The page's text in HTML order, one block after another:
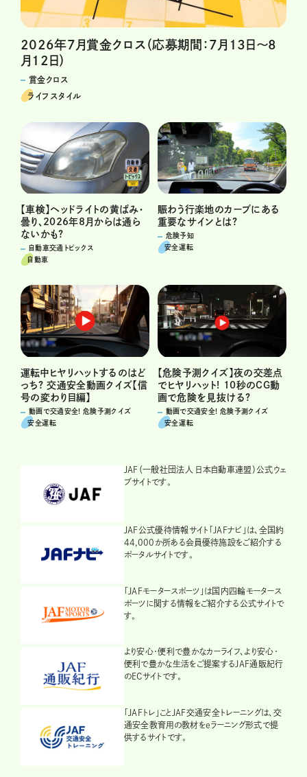
2026年7月賞金クロス（応募期間：7月13日～8
月12日）
賞金クロス
ライフスタイル
【車検】ヘッドライトの黄ばみ・
曇り、2026年8月からは通ら
ないかも?
自動車交通トピックス
自動車
賑わう行楽地のカーブにある
重要なサインとは?
危険予知
安全運転
運転中ヒヤリハットするのはど
っち? 交通安全動画クイズ【信
号の変わり目編】
動画で交通安全! 危険予測クイズ
安全運転
【危険予測クイズ】夜の交差点
でヒヤリハット! 10秒のCG動
画で危険を見抜ける?
動画で交通安全! 危険予測クイズ
安全運転
JAF（一般社団法人 日本自動車連盟）公式ウェ
ブサイトです。
JAF公式優待情報サイト「JAFナビ」は、全国約
44,000か所ある会員優待施設をご紹介する
ポータルサイトです。
「JAFモータースポーツ」は国内四輪モータース
ポーツに関する情報をご紹介する公式サイトで
す。
より安心・便利で豊かなカーライフ、より安心・
便利で豊かな生活をご提案するJAF通販紀行
のECサイトです。
「JAFトレ」ことJAF交通安全トレーニングは、交
通安全教育用の教材をeラーニング形式で提
供するサイトです。